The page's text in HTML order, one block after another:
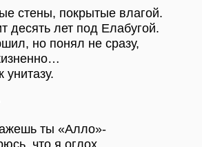
стены, покрытые влагой.
десять лет под Елабугой.
но понял не сразу,
унитазу.
ты «Алло»-
что я оглох,